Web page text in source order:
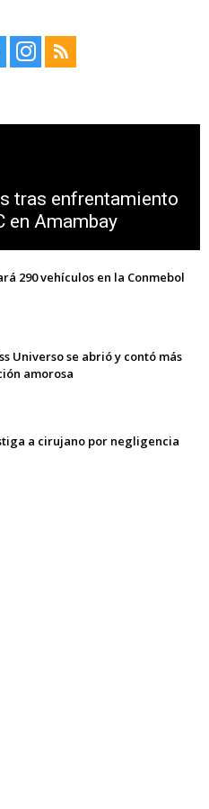
tras enfrentamiento
en Amambay
290 vehículos en la Conmebol
Universo se abrió y contó más
amorosa
a cirujano por negligencia